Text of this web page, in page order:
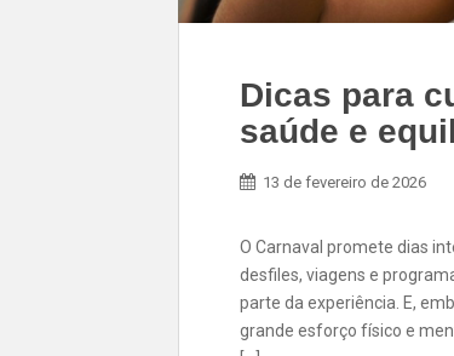
Dicas para
saúde e
13 de fevereiro de 2026
O Carnaval promete dias
desfiles, viagens e
parte da experiência. E,
grande esforço físico e